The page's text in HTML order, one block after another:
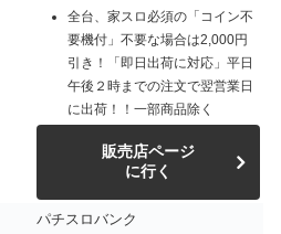
全台、家スロ必須の「コイン不
要機付」不要な場合は2,000円
引き！「即日出荷に対応」平日
午後２時までの注文で翌営業日
に出荷！！一部商品除く
販売店ページ
に行く
パチスロバンク